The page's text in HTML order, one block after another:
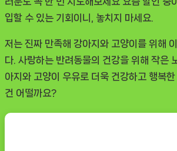
입할 수 있는 기회이니, 놓치지 마세요.
저는 진짜 만족해 강아지와 고양이를 위해
다. 사랑하는 반려동물의 건강을 위해 작은
아지와 고양이 우유로 더욱 건강하고 행복
건 어떨까요?